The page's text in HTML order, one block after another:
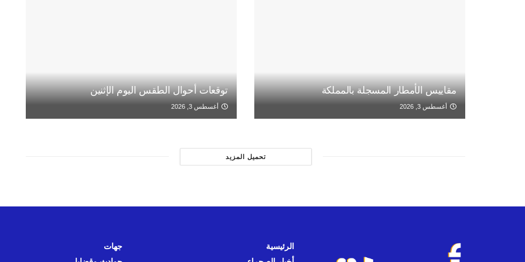
مقاييس الأمطار المسجلة بالمملكة
أغسطس 3, 2026
توقعات أحوال الطقس اليوم الإثنين
أغسطس 3, 2026
تحميل المزيد
الرئيسية
جهات